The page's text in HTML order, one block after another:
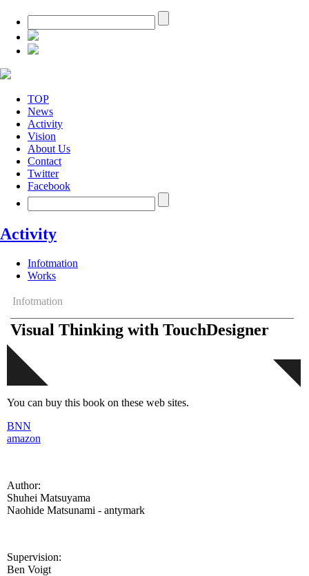
TOP
News
Activity
Vision
About Us
Contact
Twitter
Facebook
Activity
Infotmation
Works
Infotmation
Visual Thinking with TouchDesigner
You can buy this book on these web sites.
BNN
amazon
Author:
Shuhei Matsuyama
Naohide Matsunami - antymark
Supervision:
Ben Voigt